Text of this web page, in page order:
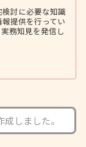
討に必要な知識
提供を行ってい
務知見を発信し
しました。